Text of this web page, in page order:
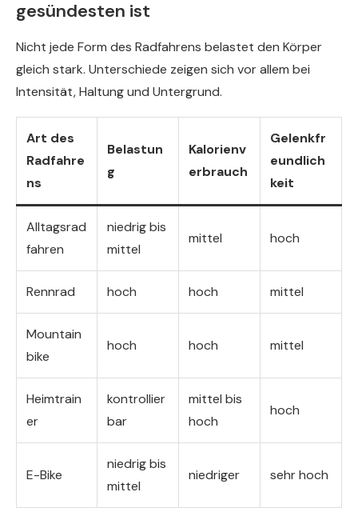
gesündesten ist
Nicht jede Form des Radfahrens belastet den Körper
gleich stark. Unterschiede zeigen sich vor allem bei
Intensität, Haltung und Untergrund.
Art des
Radfahre
ns
Belastun
g
Kalorienv
erbrauch
Gelenkfr
eundlich
keit
Alltagsrad
fahren
niedrig bis
mittel
mittel hoch
Rennrad hoch hoch mittel
Mountain
bike
hoch hoch mittel
Heimtrain
er
kontrollier
bar
mittel bis
hoch
hoch
E-Bike
niedrig bis
mittel
niedriger sehr hoch